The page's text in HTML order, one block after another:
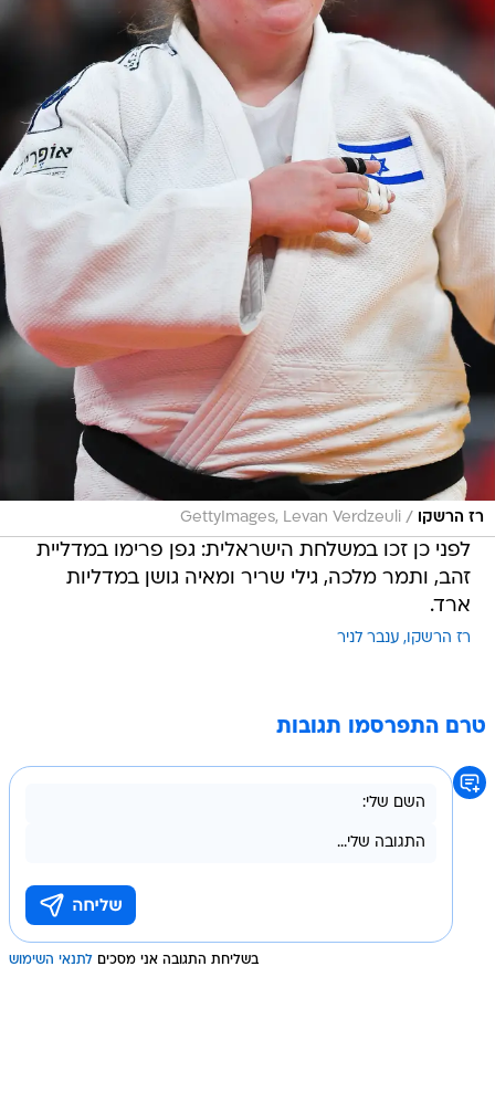
רז הרשקו /
GettyImages, Levan Verdzeuli
לפני כן זכו במשלחת הישראלית: גפן פרימו במדליית
זהב, ותמר מלכה, גילי שריר ומאיה גושן במדליות
ארד.
רז הרשקו ענבר לניר
טרם התפרסמו תגובות
בשליחת התגובה אני מסכים לתנאי השימוש